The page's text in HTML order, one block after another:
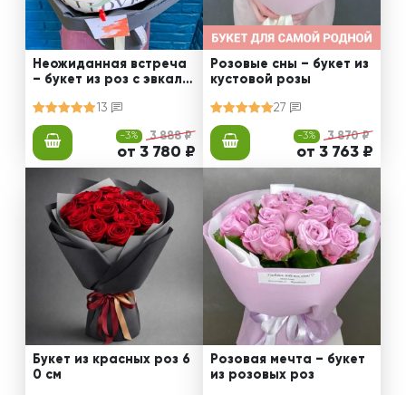
Неожиданная встреча
– букет из роз с эвкали
13
-3% 3 888 ₽
от 3 780 ₽
Розовые сны – букет из
кустовой розы
27
-3% 3 870 ₽
от 3 763 ₽
Букет из красных роз 6
0 см
Розовая мечта – букет
из розовых роз